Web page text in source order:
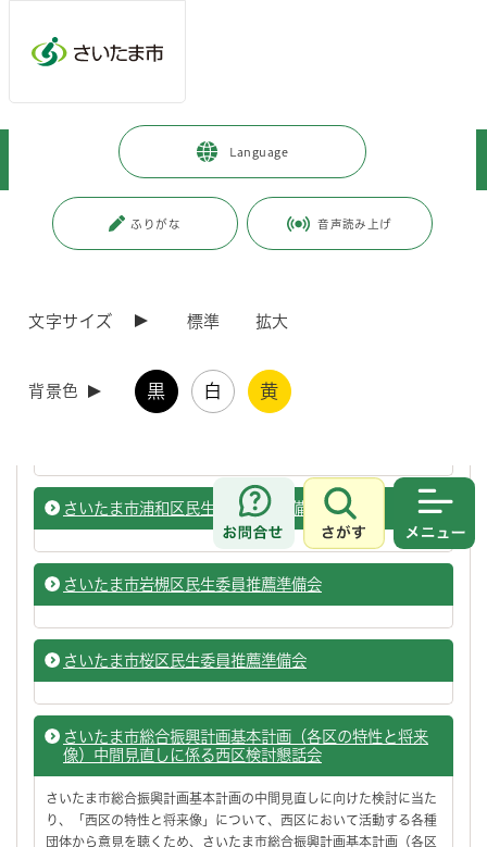
Language
ふりがな 音声読み上げ
文字サイズ 標準 拡大
背景色 黒 白 黄
お問合せ
さがす
市政情報 情報公開の総合的な推進
附属機関及び協議会等
附属機関及び協議会等の開催結果
ページ番号：J002891
さいたま市浦和区民生委員推薦準備会
さいたま市岩槻区民生委員推薦準備会
さいたま市桜区民生委員推薦準備会
さいたま市総合振興計画基本計画（各区の特性と将来
像）中間見直しに係る西区検討懇話会
さいたま市総合振興計画基本計画の中間見直しに向けた検討に当た
り、「西区の特性と将来像」について、西区において活動する各種
団体から意見を聴くため、さいたま市総合振興計画基本計画（各区